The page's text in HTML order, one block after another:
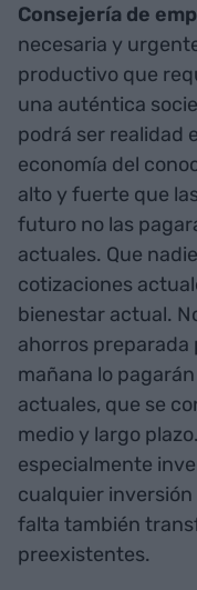
Consejería de
necesaria y
productivo que
una auténtica
podrá ser realidad
economía del
alto y fuerte que
futuro no las
actuales. Que
cotizaciones
bienestar actual.
ahorros preparada
mañana lo
actuales, que se
medio y largo
especialmente
cualquier inversión
falta también
preexistentes.